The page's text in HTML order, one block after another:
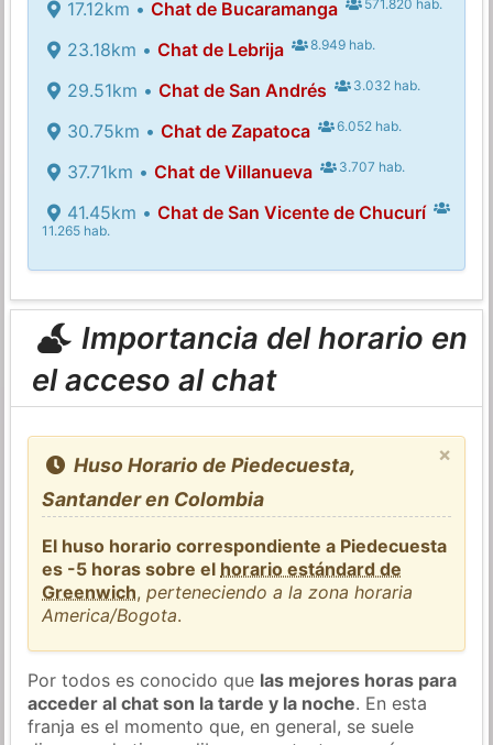
17.12km • Chat de Bucaramanga 571.820 hab.
23.18km • Chat de Lebrija 8.949 hab.
29.51km • Chat de San Andrés 3.032 hab.
30.75km • Chat de Zapatoca 6.052 hab.
37.71km • Chat de Villanueva 3.707 hab.
41.45km • Chat de San Vicente de Chucurí
11.265 hab.
Importancia del horario en
el acceso al chat
×
Huso Horario de Piedecuesta,
Santander en Colombia
El huso horario correspondiente a Piedecuesta
es -5 horas sobre el horario estándard de
Greenwich,perteneciendo a la zona horaria
America/Bogota.
Por todos es conocido que las mejores horas para
acceder al chat son la tarde y la noche. En esta
franja es el momento que, en general, se suele